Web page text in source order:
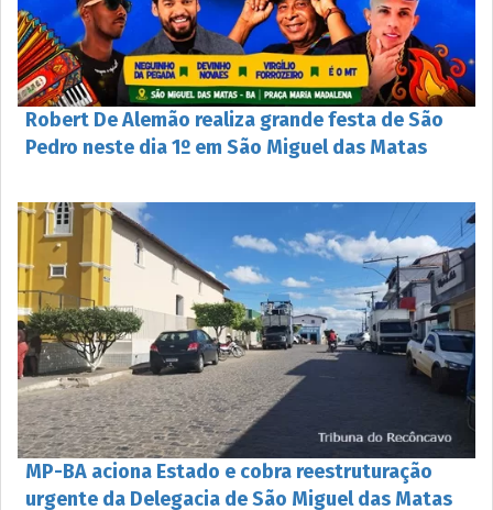
Robert De Alemão realiza grande festa de São
Pedro neste dia 1º em São Miguel das Matas
MP-BA aciona Estado e cobra reestruturação
urgente da Delegacia de São Miguel das Matas